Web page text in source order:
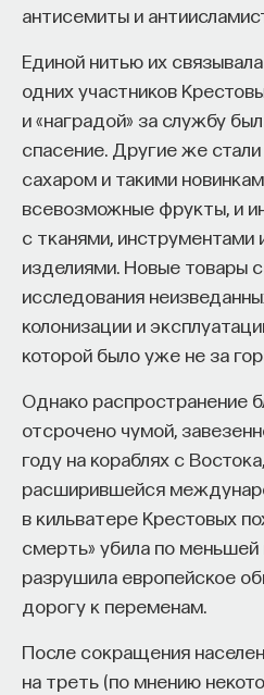
антисемиты и
Единой нитью их
одних участников
и «наградой» за службу
спасение. Другие же
сахаром и такими
всевозможные фрукты, и
с тканями,
изделиями. Новые товары
исследования
колонизации и
которой было уже не за
Однако распространение
отсрочено чумой,
году на кораблях с
расширившейся
в кильватере Крестовых
смерть» убила по меньшей
разрушила европейское
дорогу к переменам.
После сокращения
на треть (по мнению
и среди американских
и неудовлетворенность,
легким материальным
не всегда связан с
в науку и общество.
Но важно помнить и о
в Германии возникли
работы конкурентной
монополистического
немногочисленного
В Соединенных Штатах
возник только после того,
и политические проблемы
антагонизма и войны во
напряженность в
хотя имеются некоторые
что аномия в Германии
недостатков в работе
после центрального
с 1870-х годов), в
возникла только тогда,
ослаблена еще и